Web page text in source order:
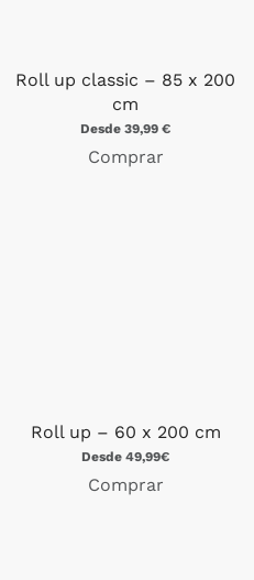
Roll up classic – 85 x 200
cm
Desde 39,99 €
Comprar
Roll up – 60 x 200 cm
Desde 49,99€
Comprar